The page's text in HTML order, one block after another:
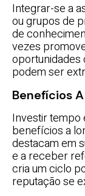
Integrar-se a
ou grupos de
de
vezes
oportunidades
podem ser
Benefícios
Investir
benefícios a
destacam em
e a receber
cria um ciclo
reputação se